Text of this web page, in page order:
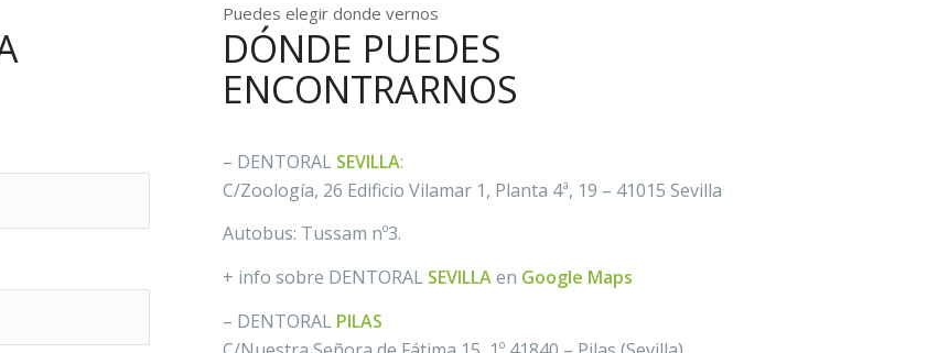
Puedes elegir donde vernos
DÓNDE PUEDES
ENCONTRARNOS
– DENTORAL SEVILLA:
C/Zoología, 26 Edificio Vilamar 1, Planta 4ª, 19 – 41015 Sevilla
Autobus: Tussam nº3.
+ info sobre DENTORAL SEVILLAen Google Maps
– DENTORAL PILAS